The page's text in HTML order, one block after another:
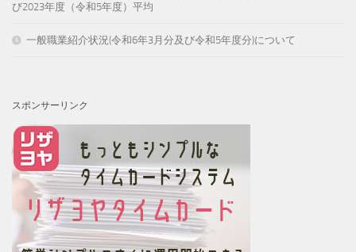
び2023年度（令和5年度）平均
一般職業紹介状況(令和6年3月分及び令和5年度分)について
スポンサーリンク